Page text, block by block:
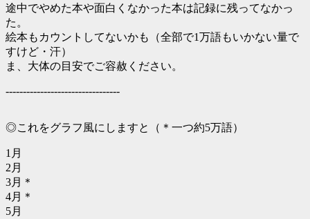
途中でやめた本や面白くなかった本は記録に残ってなかっ
た。
絵本もカウントしてないかも（全部で1万語もいかない量で
すけど・汗）
ま、大体の目安でご容赦ください。
---------------------------------
◎これをグラフ風にしますと（＊一つ約5万語）
1月
2月
3月＊
4月＊
5月